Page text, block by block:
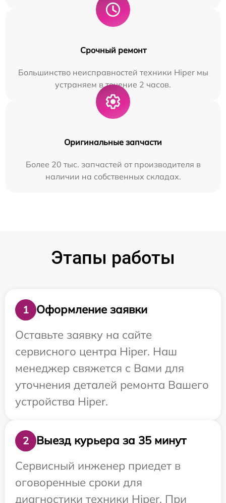
Срочный ремонт
Большинство неисправностей техники Hiper мы
устраняем в течение 2 часов.
Оригинальные запчасти
Более 20 тыс. запчастей от производителя в
наличии на собственных складах.
Этапы работы
1
Оформление заявки
Оставьте заявку на сайте
сервисного центра Hiper. Наш
менеджер свяжется с Вами для
уточнения деталей ремонта Вашего
устройства Hiper.
2
Выезд курьера за 35 минут
Сервисный инженер приедет в
оговоренные сроки для
диагностики техники Hiper. При